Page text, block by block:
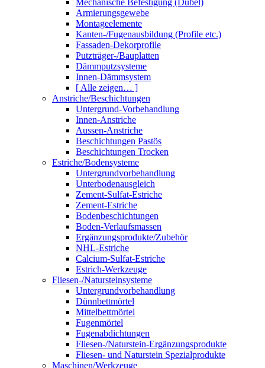
Armierungsgewebe
Montageelemente
Kanten-/Fugenausbildung (Profile etc.)
Fassaden-Dekorprofile
Putzträger-/Bauplatten
Dämmputzsysteme
Innen-Dämmsystem
[ Alle zeigen… ]
Anstriche/Beschichtungen
Untergrund-Vorbehandlung
Innen-Anstriche
Aussen-Anstriche
Beschichtungen Pastös
Beschichtungen Trocken
Estriche/Bodensysteme
Untergrundvorbehandlung
Unterbodenausgleich
Zement-Sulfat-Estriche
Zement-Estriche
Bodenbeschichtungen
Boden-Verlaufsmassen
Ergänzungsprodukte/Zubehör
NHL-Estriche
Calcium-Sulfat-Estriche
Estrich-Werkzeuge
Fliesen-/Natursteinsysteme
Untergrundvorbehandlung
Dünnbettmörtel
Mittelbettmörtel
Fugenmörtel
Fugenabdichtungen
Fliesen-/Naturstein-Ergänzungsprodukte
Fliesen- und Naturstein Spezialprodukte
Maschinen/Werkzeuge